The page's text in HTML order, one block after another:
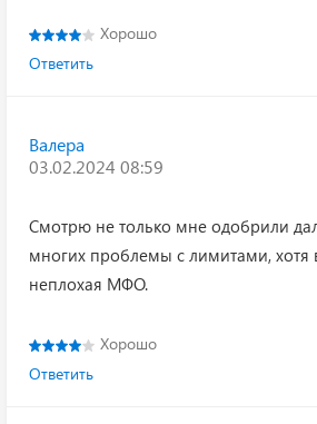
Хорошо
Ответить
Валера
03.02.2024 08:59
Смотрю не только мне одобрили
многих проблемы с лимитами, хотя
неплохая МФО.
Хорошо
Ответить